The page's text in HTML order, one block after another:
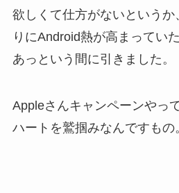
欲しくて仕方がないという
りにAndroid熱が高まってい
あっという間に引きました。
Appleさんキャンペーンやっ
ハートを鷲掴みなんですもの